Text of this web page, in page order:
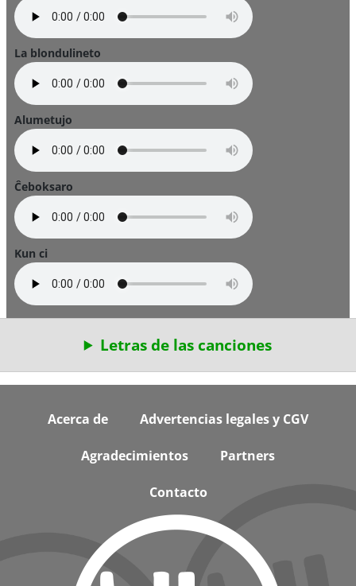
La blondulineto
Alumetujo
Ĉeboksaro
Kun ci
Letras de las canciones
FooterAcerca de Advertencias legales y CGV
Agradecimientos Partners
Contacto